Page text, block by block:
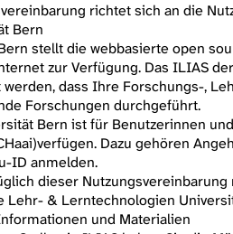
richtet sich an die
Bern
stellt die webbasierte open
zur Verfügung. Das ILIAS
dass Ihre Forschungs-,
Forschungen durchgeführt.
Bern ist für Benutzerinnen
Dazu gehören
ID anmelden.
dieser
Lehr- & Lerntechnologien
und Materialien